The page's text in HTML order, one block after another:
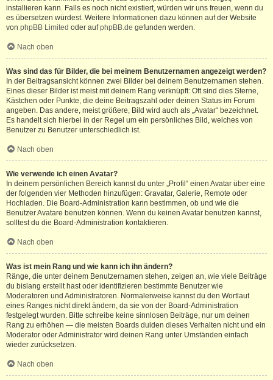
installieren kann. Falls es noch nicht existiert, würden wir uns freuen, wenn du
es übersetzen würdest. Weitere Informationen dazu können auf der Website
von phpBB Limited oder aufphpBB.de gefunden werden.
Nach oben
Was sind das für Bilder, die bei meinem Benutzernamen angezeigt werden?
In der Beitragsansicht können zwei Bilder bei deinem Benutzernamen stehen.
Eines dieser Bilder ist meist mit deinem Rang verknüpft: Oft sind dies Sterne,
Kästchen oder Punkte, die deine Beitragszahl oder deinen Status im Forum
angeben. Das andere, meist größere, Bild wird auch als „Avatar“ bezeichnet.
Es handelt sich hierbei in der Regel um ein persönliches Bild, welches von
Benutzer zu Benutzer unterschiedlich ist.
Nach oben
Wie verwende ich einen Avatar?
In deinem persönlichen Bereich kannst du unter „Profil“ einen Avatar über eine
der folgenden vier Methoden hinzufügen: Gravatar, Galerie, Remote oder
Hochladen. Die Board-Administration kann bestimmen, ob und wie die
Benutzer Avatare benutzen können. Wenn du keinen Avatar benutzen kannst,
solltest du die Board-Administration kontaktieren.
Nach oben
Was ist mein Rang und wie kann ich ihn ändern?
Ränge, die unter deinem Benutzernamen stehen, zeigen an, wie viele Beiträge
du bislang erstellt hast oder identifizieren bestimmte Benutzer wie
Moderatoren und Administratoren. Normalerweise kannst du den Wortlaut
eines Ranges nicht direkt ändern, da sie von der Board-Administration
festgelegt wurden. Bitte schreibe keine sinnlosen Beiträge, nur um deinen
Rang zu erhöhen — die meisten Boards dulden dieses Verhalten nicht und ein
Moderator oder Administrator wird deinen Rang unter Umständen einfach
wieder zurücksetzen.
Nach oben